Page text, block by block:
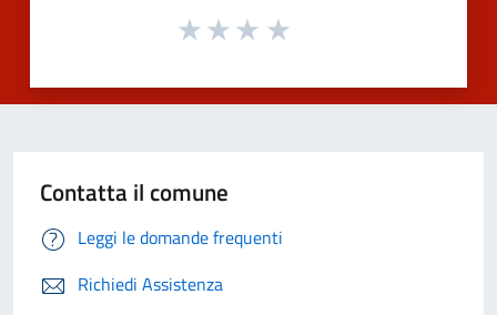
Contatta il comune
Leggi le domande frequenti
Richiedi Assistenza